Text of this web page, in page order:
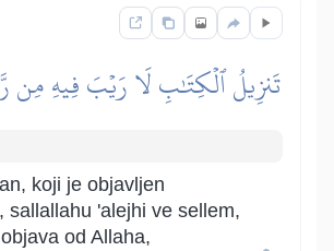
تَنزِيلُ ٱلۡكِتَٰبِ لَا رَيۡبَ فِيهِ مِن
koji je objavljen
sallallahu 'alejhi ve sellem,
od Allaha,